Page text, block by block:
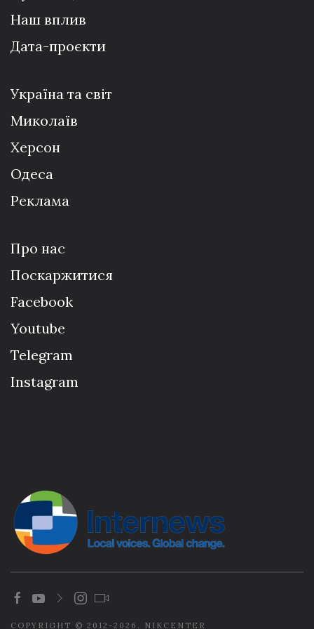
Наш вплив
Дата-проєкти
Україна та світ
Миколаїв
Херсон
Одеса
Реклама
Про нас
Поскаржитися
Facebook
Youtube
Telegram
Instagram
COPYRIGHT © 2012-2026. NIKCENTER